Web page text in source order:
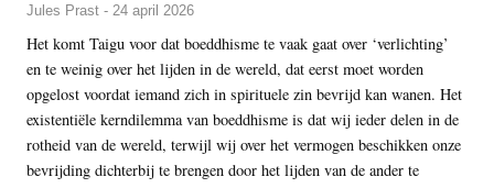
Jules Prast - 24 april 2026
Het komt Taigu voor dat boeddhisme te vaak gaat over ‘verlichting’
en te weinig over het lijden in de wereld, dat eerst moet worden
opgelost voordat iemand zich in spirituele zin bevrijd kan wanen. Het
existentiële kerndilemma van boeddhisme is dat wij ieder delen in de
rotheid van de wereld, terwijl wij over het vermogen beschikken onze
bevrijding dichterbij te brengen door het lijden van de ander te